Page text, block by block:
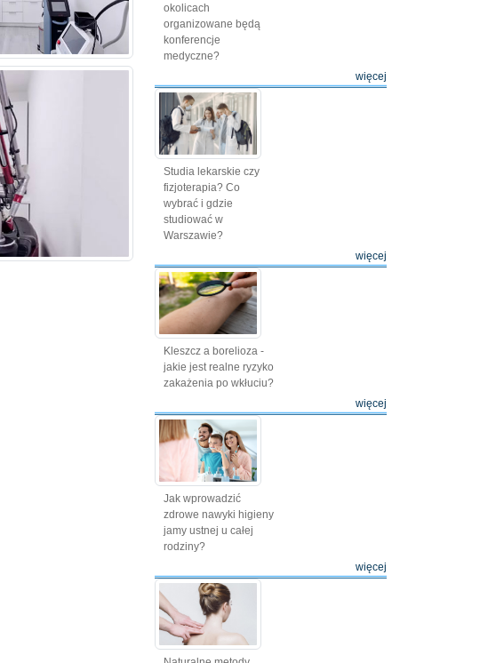
okolicach
organizowane będą
konferencje
medyczne?
więcej
Studia lekarskie czy
fizjoterapia? Co
wybrać i gdzie
studiować w
Warszawie?
więcej
Kleszcz a borelioza -
jakie jest realne ryzyko
zakażenia po wkłuciu?
więcej
Jak wprowadzić
zdrowe nawyki higieny
jamy ustnej u całej
rodziny?
więcej